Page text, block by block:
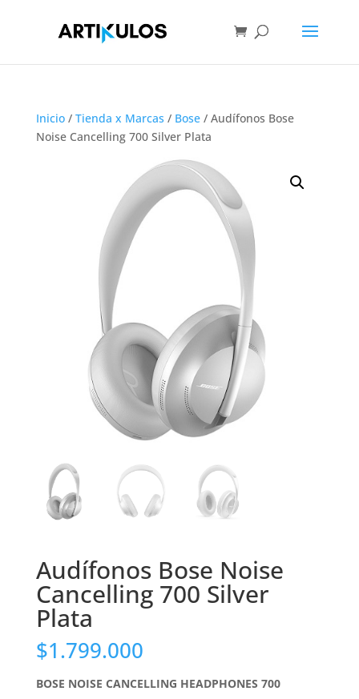
Inicio/ Tienda x Marcas / Bose/ Audífonos Bose
Noise Cancelling 700 Silver Plata
Audífonos Bose Noise
Cancelling 700 Silver
Plata
$1.799.000
BOSE NOISE CANCELLING HEADPHONES 700